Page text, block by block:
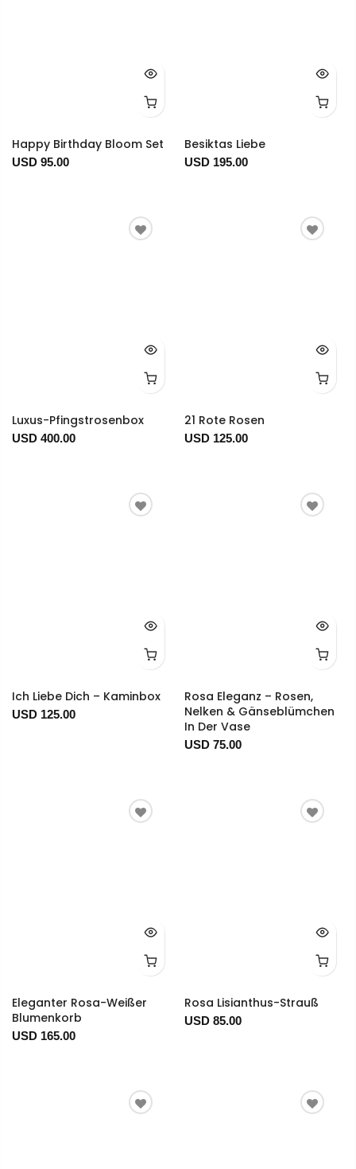
Happy Birthday Bloom Set
USD 95.00
Besiktas Liebe
USD 195.00
Luxus-Pfingstrosenbox
USD 400.00
21 Rote Rosen
USD 125.00
Ich Liebe Dich – Kaminbox
USD 125.00
Rosa Eleganz – Rosen,
Nelken & Gänseblümchen
In Der Vase
USD 75.00
Eleganter Rosa-Weißer
Blumenkorb
USD 165.00
Rosa Lisianthus-Strauß
USD 85.00